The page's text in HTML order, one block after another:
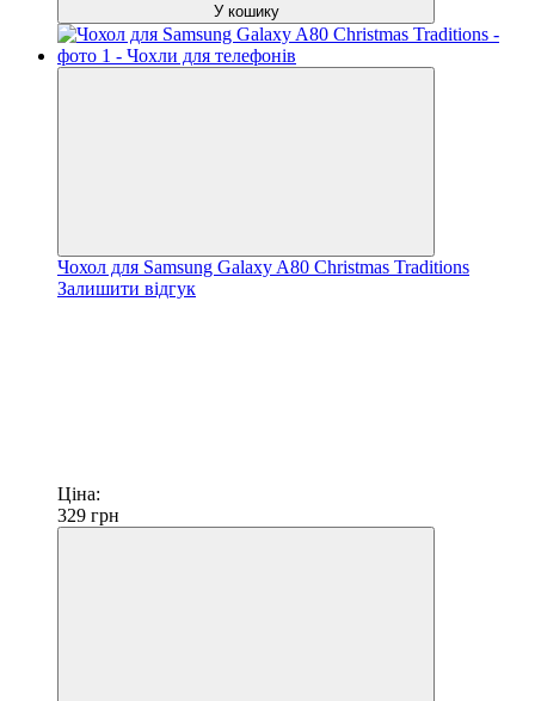
У кошику
Чохол для Samsung Galaxy A80 Christmas Traditions
Залишити відгук
Ціна:
329 грн